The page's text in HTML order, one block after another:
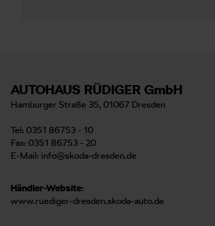
AUTOHAUS RÜDIGER GmbH
Hamburger Straße 35, 01067 Dresden
Tel: 0351 86753 - 10
Fax: 0351 86753 - 20
E-Mail: info@skoda-dresden.de
Händler-Website:
www.ruediger-dresden.skoda-auto.de